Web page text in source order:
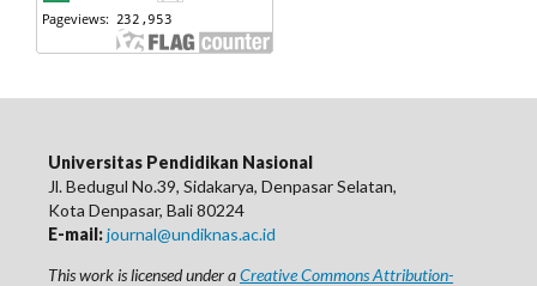
Universitas Pendidikan Nasional
Jl. Bedugul No.39, Sidakarya, Denpasar Selatan,
Kota Denpasar, Bali 80224
E-mail:journal@undiknas.ac.id
This work is licensed under aCreative Commons Attribution-